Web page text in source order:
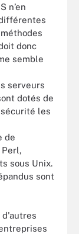
n’en
donc
semble
serveurs
dotés de
les
de
Perl,
sous Unix.
sont
d'autres